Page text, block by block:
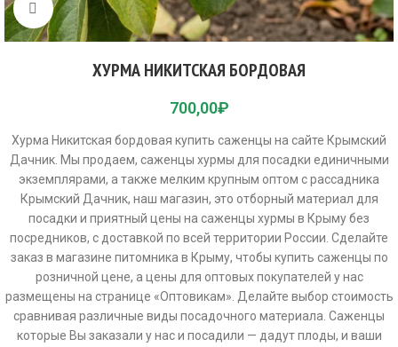
Click to enlarge
ХУРМА НИКИТСКАЯ БОРДОВАЯ
700,00₽
Хурма Никитская бордовая купить саженцы на сайте Крымский
Дачник. Мы продаем, саженцы хурмы для посадки единичными
экземплярами, а также мелким крупным оптом с рассадника
Крымский Дачник, наш магазин, это отборный материал для
посадки и приятный цены на саженцы хурмы в Крыму без
посредников, с доставкой по всей территории России. Сделайте
заказ в магазине питомника в Крыму, чтобы купить саженцы по
розничной цене, а цены для оптовых покупателей у нас
размещены на странице «Оптовикам». Делайте выбор стоимость
сравнивая различные виды посадочного материала. Саженцы
которые Вы заказали у нас и посадили — дадут плоды, и ваши